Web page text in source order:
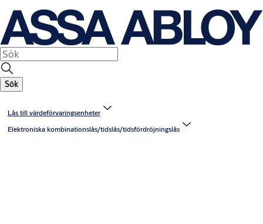
Sök
Lås till värdeförvaringsenheter
Elektroniska kombinationslås/tidslås/tidsfördröjningslås